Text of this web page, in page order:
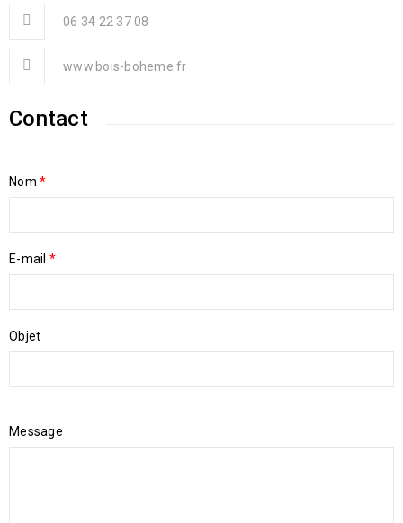
06 34 22 37 08
www.bois-boheme.fr
Contact
Nom *
E-mail *
Objet
Message